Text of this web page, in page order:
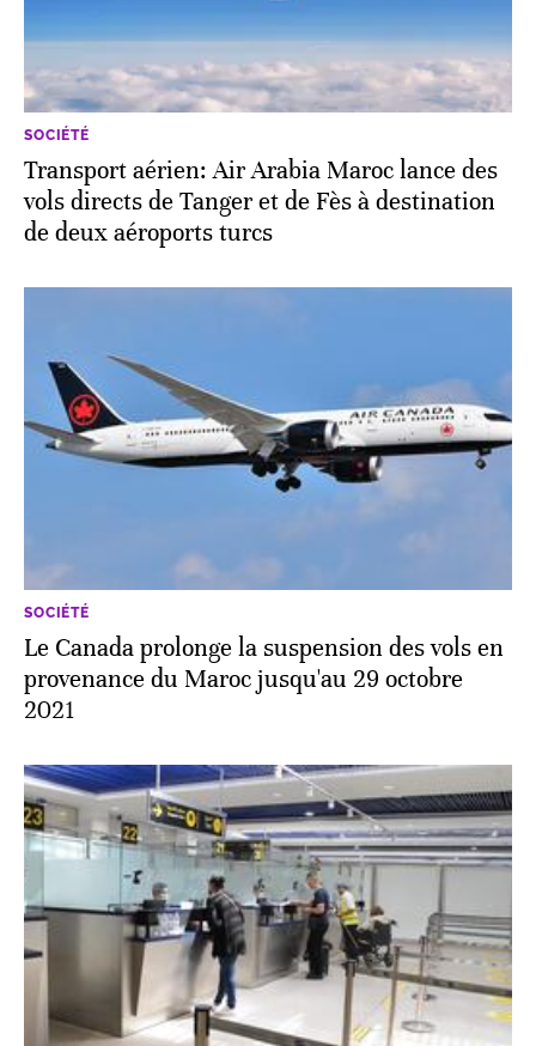
SOCIÉTÉ
Transport aérien: Air Arabia Maroc lance des
vols directs de Tanger et de Fès à destination
de deux aéroports turcs
SOCIÉTÉ
Le Canada prolonge la suspension des vols en
provenance du Maroc jusqu'au 29 octobre
2021